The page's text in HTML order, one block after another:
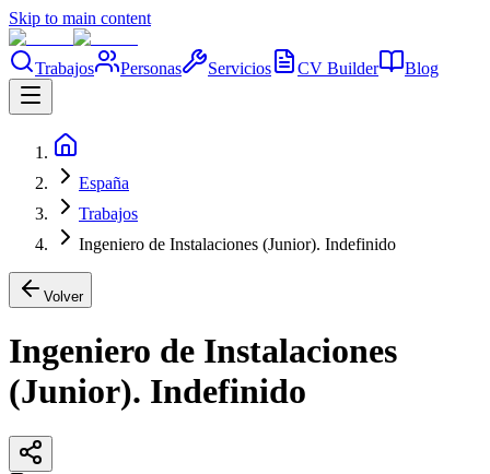
Skip to main content
Trabajos Personas Servicios CV Builder Blog
España
Trabajos
Ingeniero de Instalaciones (Junior). Indefinido
Volver
Ingeniero de Instalaciones
(Junior). Indefinido